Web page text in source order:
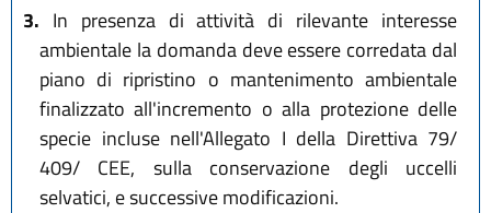
3. In presenza di attività di rilevante interesse
ambientale la domanda deve essere corredata dal
piano di ripristino o mantenimento ambientale
finalizzato all'incremento o alla protezione delle
specie incluse nell'Allegato I della Direttiva 79/
409/ CEE, sulla conservazione degli uccelli
selvatici, e successive modificazioni.